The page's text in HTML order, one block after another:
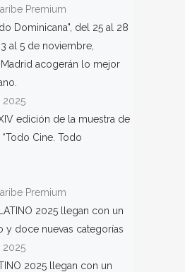
Premium
2025
edición de la muestra de
Cine. Todo
Premium
2025
2025 llegan con un